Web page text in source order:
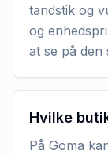
tandstik og
og
at se på den
Hvilke
På Goma